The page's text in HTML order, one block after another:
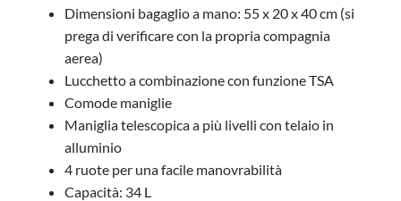
Dimensioni bagaglio a mano: 55 x 20 x 40 cm (si
prega di verificare con la propria compagnia
aerea)
Lucchetto a combinazione con funzione TSA
Comode maniglie
Maniglia telescopica a più livelli con telaio in
alluminio
4 ruote per una facile manovrabilità
Capacità: 34 L